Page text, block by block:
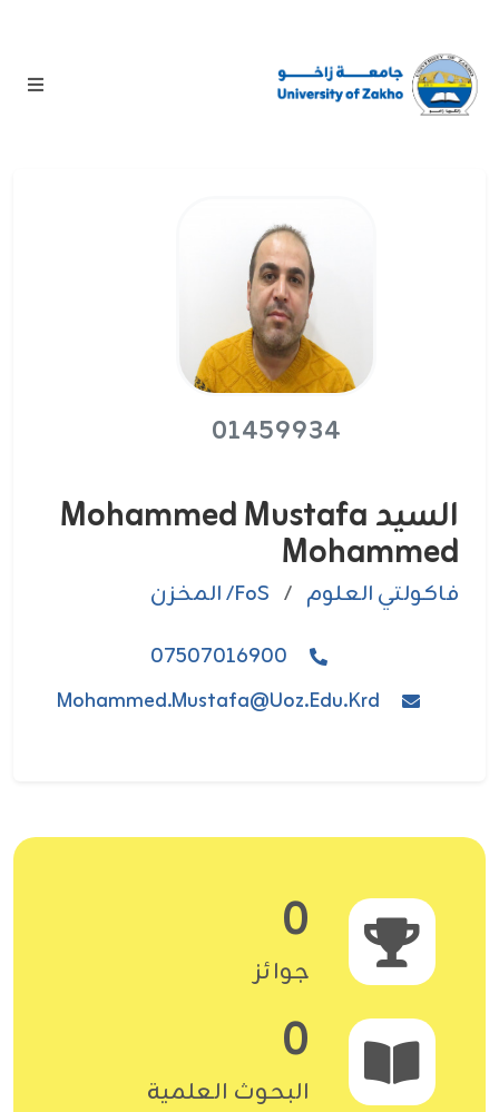
01459934
السيد Mohammed Mustafa
Mohammed
فاکولتي العلوم / FoS/ المخزن
07507016900
Mohammed.Mustafa@uoz.edu.krd
0
جوائز
0
البحوث العلمية